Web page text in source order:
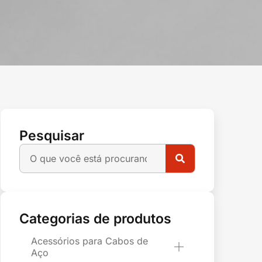
Pesquisar
Categorias de produtos
Acessórios para Cabos de
Aço